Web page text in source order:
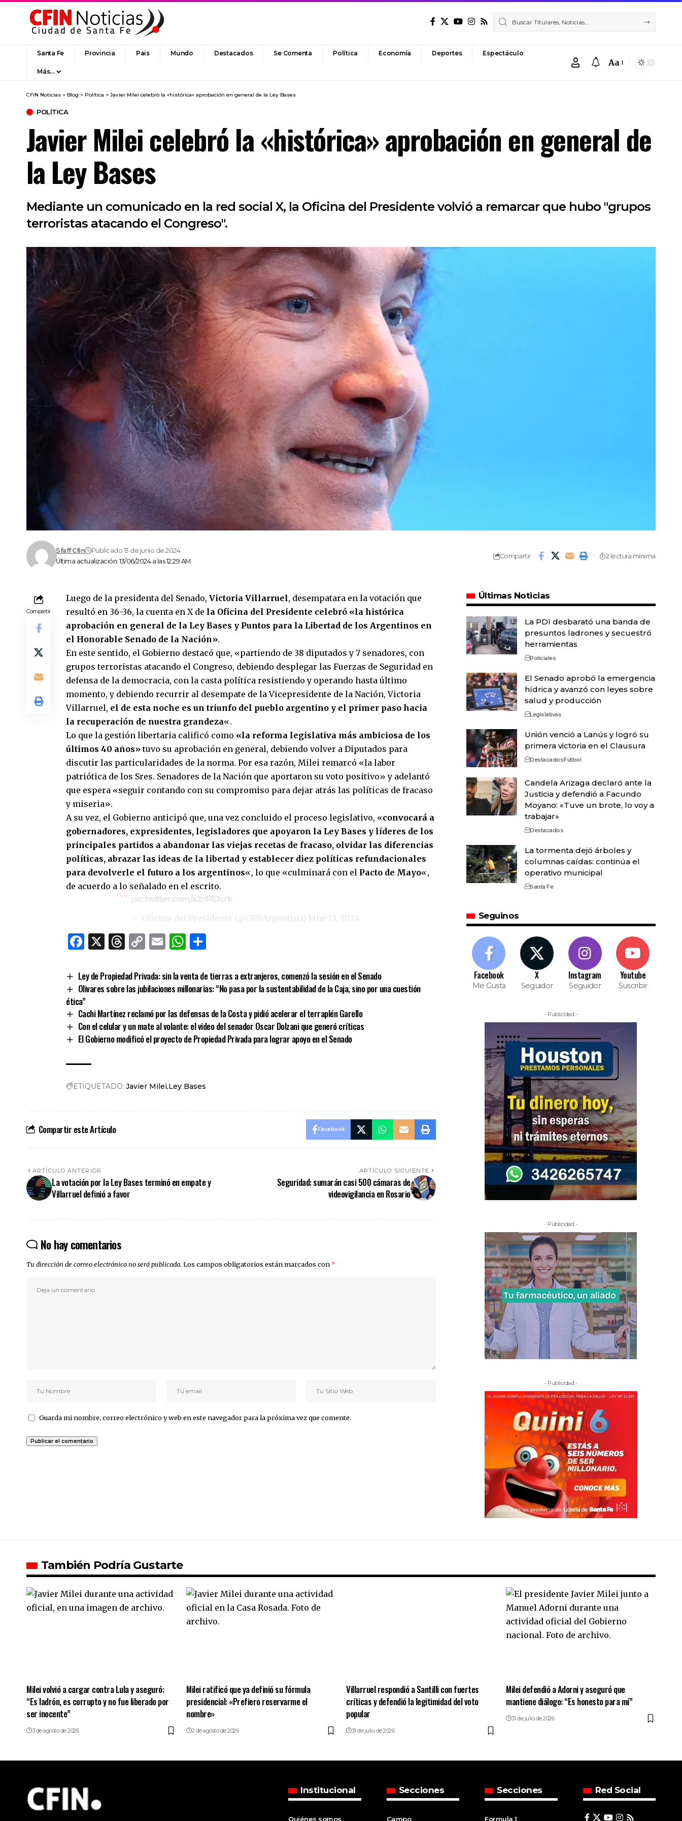
Santa Fe Provincia Pais Mundo Destacados Se Comenta Política Economía Deportes Espectáculo
Más…
Font
Aa
CFIN Noticias > Blog > Política > Javier Milei celebró la «histórica» aprobación en general de la Ley Bases
POLÍTICA
Javier Milei celebró la «histórica» aprobación en general de
la Ley Bases
Mediante un comunicado en la red social X, la Oficina del Presidente volvió a remarcar que hubo "grupos
terroristas atacando el Congreso".
Última actualización: 13/06/2024 a las 12:29 AM
Sfaff Cfin Publicado 13 de junio de 2024
Compartir 2 lectura mínima
Compartir
Luego de la presidenta del Senado, Victoria Villarruel, desempatara en la votación que
resultó en 36-36, la cuenta en X de la Oficina del Presidente celebró «la histórica
aprobación en general de la Ley Bases y Puntos para la Libertad de los Argentinos en
el Honorable Senado de la Nación».
En este sentido, el Gobierno destacó que, «partiendo de 38 diputados y 7 senadores, con
grupos terroristas atacando el Congreso, debiendo desplegar las Fuerzas de Seguridad en
defensa de la democracia, con la casta política resistiendo y operando hasta último
momento, y debiendo recurrir al desempate de la Vicepresidente de la Nación, Victoria
Villarruel, el de esta noche es un triunfo del pueblo argentino y el primer paso hacia
la recuperación de nuestra grandeza«.
Lo que la gestión libertaria calificó como «la reforma legislativa más ambiciosa de los
últimos 40 años»tuvo su aprobación en general, debiendo volver a Diputados para
discutir las particularidades de la norma. Por esa razón, Milei remarcó «la labor
patriótica de los Sres. Senadores de la Nación que aportaron su voto positivo» y adelantó
que espera «seguir contando con su compromiso para dejar atrás las políticas de fracaso
y miseria».
A su vez, el Gobierno anticipó que, una vez concluido el proceso legislativo, «convocará a
gobernadores, expresidentes, legisladores que apoyaron la Ley Bases y líderes de los
principales partidos a abandonar las viejas recetas de fracaso, olvidar las diferencias
políticas, abrazar las ideas de la libertad y establecer diez políticas refundacionales
para devolverle el futuro a los argentinos«, lo que «culminará con el Pacto de Mayo«,
de acuerdo a lo señalado en el escrito.
pic.twitter.com/a2riPEJcrk
— Oficina del Presidente (@OPRArgentina) June 13, 2024
Facebook
X Threads
CopyEmailWhatsApp
Ley de Propiedad Privada: sin la venta de tierras a extranjeros, comenzó la sesión en el Senado
Olivares sobre las jubilaciones millonarias: “No pasa por la sustentabilidad de la Caja, sino por una cuestión
ética”
Cachi Martínez reclamó por las defensas de la Costa y pidió acelerar el terraplén Garello
Con el celular y un mate al volante: el video del senador Oscar Dolzani que generó críticas
El Gobierno modificó el proyecto de Propiedad Privada para lograr apoyo en el Senado
ETIQUETADO: Javier Milei Ley Bases
Compartir este Artículo Facebook
ARTÍCULO ANTERIOR
La votación por la Ley Bases terminó en empate y
Villarruel definió a favor
ARTÍCULO SIGUIENTE
Seguridad: sumarán casi 500 cámaras de
videovigilancia en Rosario
No hay comentarios
Tu dirección de correo electrónico no será publicada. Los campos obligatorios están marcados con *
Guarda mi nombre, correo electrónico y web en este navegador para la próxima vez que comente.
Últimas Noticias
La PDI desbarató una banda de
presuntos ladrones y secuestró
herramientas
Policiales
El Senado aprobó la emergencia
hídrica y avanzó con leyes sobre
salud y producción
Legislativas
Unión venció a Lanús y logró su
primera victoria en el Clausura
DestacadosFútbol
Candela Arizaga declaró ante la
Justicia y defendió a Facundo
Moyano: «Tuve un brote, lo voy a
trabajar»
Destacados
La tormenta dejó árboles y
columnas caídas: continúa el
operativo municipal
Santa Fe
Seguinos
Facebook
Me Gusta
X
Seguidor
Instagram
Seguidor
Youtube
Suscribir
- Publicidad -
- Publicidad -
- Publicidad -
También Podría Gustarte
Milei volvió a cargar contra Lula y aseguró:
“Es ladrón, es corrupto y no fue liberado por
ser inocente”
3 de agosto de 2026
Milei ratificó que ya definió su fórmula
presidencial: «Prefiero reservarme el
nombre»
2 de agosto de 2026
Villarruel respondió a Santilli con fuertes
críticas y defendió la legitimidad del voto
popular
31 de julio de 2026
Milei defendió a Adorni y aseguró que
mantiene diálogo: “Es honesto para mí”
31 de julio de 2026
Institucional
Quiénes somos
Secciones
Campo
Secciones
Formula 1
Red Social